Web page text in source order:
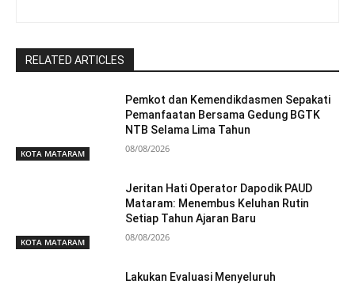
RELATED ARTICLES
KOTA MATARAM
Pemkot dan Kemendikdasmen Sepakati
Pemanfaatan Bersama Gedung BGTK
NTB Selama Lima Tahun
08/08/2026
KOTA MATARAM
Jeritan Hati Operator Dapodik PAUD
Mataram: Menembus Keluhan Rutin
Setiap Tahun Ajaran Baru
08/08/2026
Lakukan Evaluasi Menyeluruh